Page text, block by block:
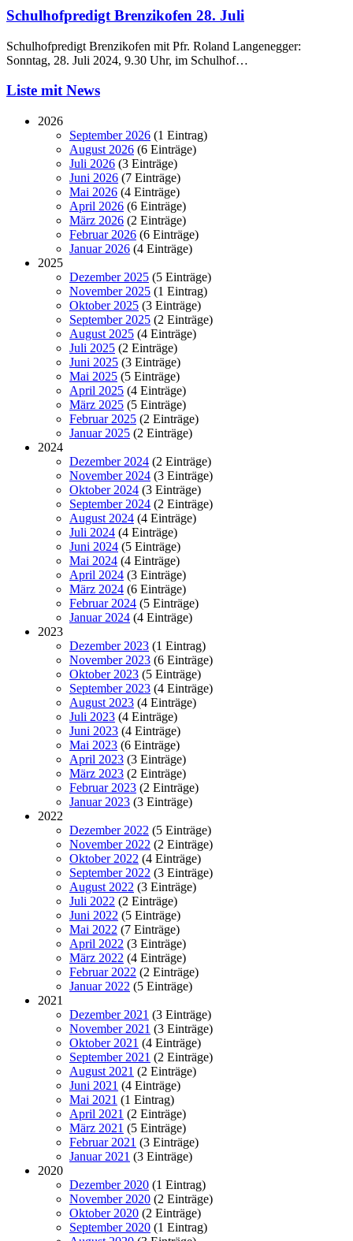
Schulhofpredigt Brenzikofen 28. Juli
Schulhofpredigt Brenzikofen mit Pfr. Roland Langenegger:
Sonntag, 28. Juli 2024, 9.30 Uhr, im Schulhof…
Liste mit News
2026
September 2026 (1 Eintrag)
August 2026 (6 Einträge)
Juli 2026 (3 Einträge)
Juni 2026 (7 Einträge)
Mai 2026 (4 Einträge)
April 2026 (6 Einträge)
März 2026 (2 Einträge)
Februar 2026 (6 Einträge)
Januar 2026 (4 Einträge)
2025
Dezember 2025 (5 Einträge)
November 2025 (1 Eintrag)
Oktober 2025 (3 Einträge)
September 2025 (2 Einträge)
August 2025 (4 Einträge)
Juli 2025 (2 Einträge)
Juni 2025 (3 Einträge)
Mai 2025 (5 Einträge)
April 2025 (4 Einträge)
März 2025 (5 Einträge)
Februar 2025 (2 Einträge)
Januar 2025 (2 Einträge)
2024
Dezember 2024 (2 Einträge)
November 2024 (3 Einträge)
Oktober 2024 (3 Einträge)
September 2024 (2 Einträge)
August 2024 (4 Einträge)
Juli 2024 (4 Einträge)
Juni 2024 (5 Einträge)
Mai 2024 (4 Einträge)
April 2024 (3 Einträge)
März 2024 (6 Einträge)
Februar 2024 (5 Einträge)
Januar 2024 (4 Einträge)
2023
Dezember 2023 (1 Eintrag)
November 2023 (6 Einträge)
Oktober 2023 (5 Einträge)
September 2023 (4 Einträge)
August 2023 (4 Einträge)
Juli 2023 (4 Einträge)
Juni 2023 (4 Einträge)
Mai 2023 (6 Einträge)
April 2023 (3 Einträge)
März 2023 (2 Einträge)
Februar 2023 (2 Einträge)
Januar 2023 (3 Einträge)
2022
Dezember 2022 (5 Einträge)
November 2022 (2 Einträge)
Oktober 2022 (4 Einträge)
September 2022 (3 Einträge)
August 2022 (3 Einträge)
Juli 2022 (2 Einträge)
Juni 2022 (5 Einträge)
Mai 2022 (7 Einträge)
April 2022 (3 Einträge)
März 2022 (4 Einträge)
Februar 2022 (2 Einträge)
Januar 2022 (5 Einträge)
2021
Dezember 2021 (3 Einträge)
November 2021 (3 Einträge)
Oktober 2021 (4 Einträge)
September 2021 (2 Einträge)
August 2021 (2 Einträge)
Juni 2021 (4 Einträge)
Mai 2021 (1 Eintrag)
April 2021 (2 Einträge)
März 2021 (5 Einträge)
Februar 2021 (3 Einträge)
Januar 2021 (3 Einträge)
2020
Dezember 2020 (1 Eintrag)
November 2020 (2 Einträge)
Oktober 2020 (2 Einträge)
September 2020 (1 Eintrag)